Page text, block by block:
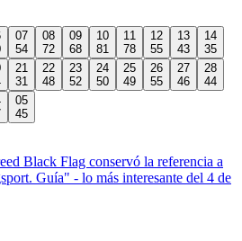
07
54
08
72
09
68
10
81
11
78
12
55
13
43
14
35
21
31
22
48
23
52
24
50
25
49
26
55
27
46
28
44
05
45
Black Flag conservó la referencia a
Guía" - lo más interesante del 4 de